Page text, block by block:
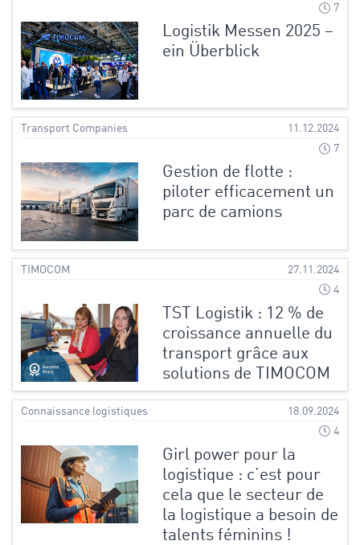
7
Logistik Messen 2025 –
ein Überblick
Transport Companies
11.12.2024
7
Gestion de flotte :
piloter efficacement un
parc de camions
TIMOCOM
27.11.2024
4
TST Logistik : 12 % de
croissance annuelle du
transport grâce aux
solutions de TIMOCOM
Connaissance logistiques
18.09.2024
4
Girl power pour la
logistique : c’est pour
cela que le secteur de
la logistique a besoin de
talents féminins !